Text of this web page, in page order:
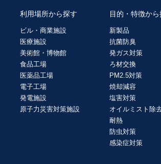
利用場所から探す
ビル・商業施設
医療施設
美術館・博物館
食品工場
医薬品工場
電子工場
発電施設
原子力災害対策施設
目的・特徴から
新製品
抗菌防臭
発ガス対策
ろ材交換
PM2.5対策
焼却減容
塩害対策
オイルミスト除
耐熱
防虫対策
感染症対策